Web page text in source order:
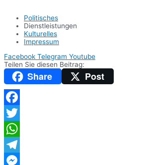
Politisches
Dienstleistungen
Kulturelles
Impressum
Facebook Telegram Youtube
Teilen Sie diesen Beitrag:
Share Post
Facebook
Twitter
WhatsApp
Telegram